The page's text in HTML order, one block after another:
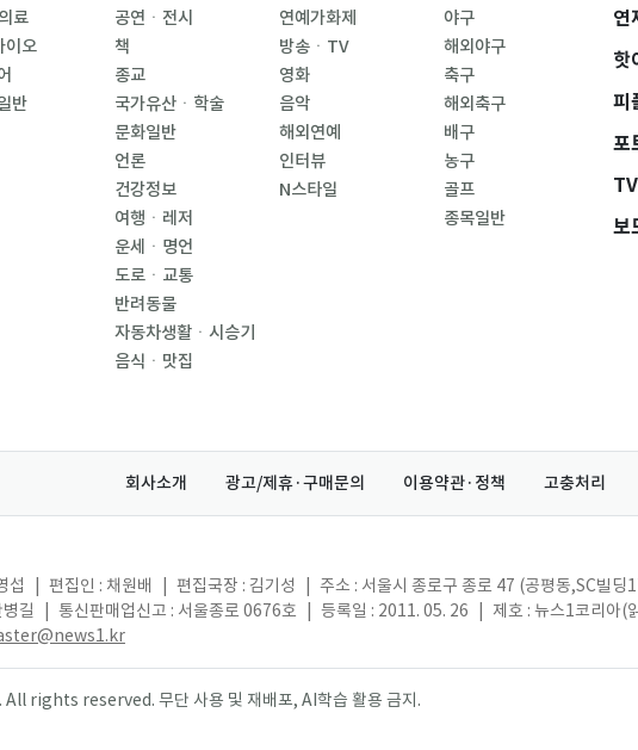
료
이오
반
공연ㆍ전시
책
종교
국가유산ㆍ학술
문화일반
언론
건강정보
여행ㆍ레저
운세ㆍ명언
도로ㆍ교통
반려동물
자동차생활ㆍ시승기
음식ㆍ맛집
연예가화제
방송ㆍTV
영화
음악
해외연예
인터뷰
N스타일
야구
해외야구
축구
해외축구
배구
농구
골프
종목일반
연
핫
피
포
TV
보
회사소개 광고/제휴·구매문의 이용약관·정책 고충처리
섭 편집인 : 채원배 편집국장 : 김기성 주소 : 서울시 종로구 종로 47 (공평동,SC빌딩
길
통신판매업신고 : 서울종로 0676호 등록일 : 2011. 05. 26 제호 : 뉴스1코리아(
rights reserved. 무단 사용 및 재배포, AI학습 활용 금지.